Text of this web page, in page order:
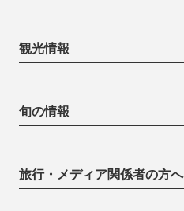
観光情報
旬の情報
旅行・メディア関係者の方へ